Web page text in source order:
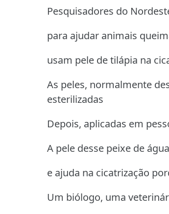
Pesquisadores do
para ajudar animais
usam pele de tilápia na
As peles, normalmente
esterilizadas
Depois, aplicadas em
A pele desse peixe de
e ajuda na cicatrização
Um biólogo, uma